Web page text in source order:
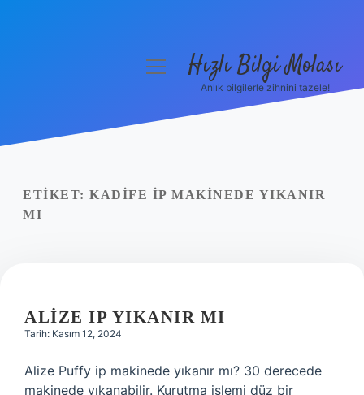
Yasal Uyarı
menüyüHızlı Bilgi Molası
Anlık bilgilerle zihnini tazele!
ETIKET: KADIFE IP MAKINEDE YIKANIR
MI
ALIZE IP YIKANIR MI
Tarih: Kasım 12, 2024
Alize Puffy ip makinede yıkanır mı? 30 derecede
makinede yıkanabilir. Kurutma işlemi düz bir